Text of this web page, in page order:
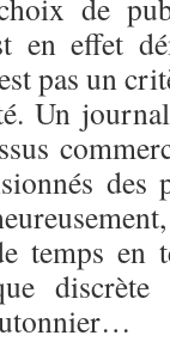
de
en effet
pas un
Un
des
temps en